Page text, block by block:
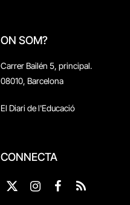
ON SOM?
Carrer Bailén 5, principal.
08010, Barcelona
El Diari de l'Educació
CONNECTA
X
Instagram
Facebook
RSS